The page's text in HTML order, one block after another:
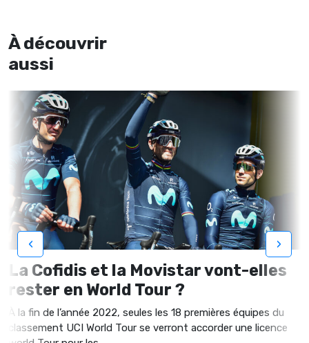
À découvrir
aussi
La Cofidis et la Movistar vont-elles
rester en World Tour ?
À la fin de l’année 2022, seules les 18 premières équipes du
classement UCI World Tour se verront accorder une licence
‹ ›